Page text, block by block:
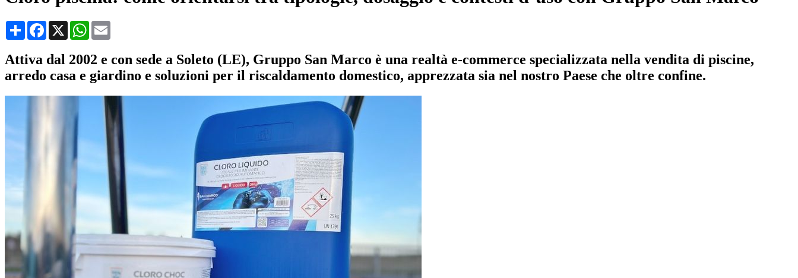
CondividiFacebook
X WhatsApp
Attiva dal 2002 e con sede a Soleto (LE), Gruppo San Marco è una realtà e-commerce specializzata nella vendita di piscine,
arredo casa e giardino e soluzioni per il riscaldamento domestico, apprezzata sia nel nostro Paese che oltre confine.